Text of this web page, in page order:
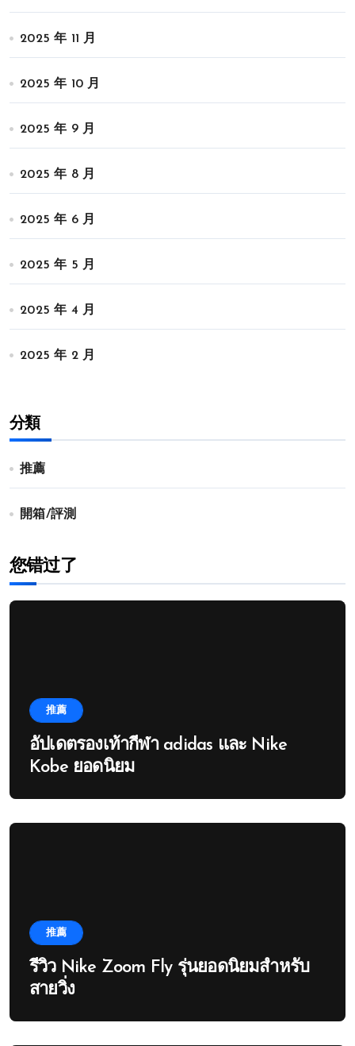
2025 年 11 月
2025 年 10 月
2025 年 9 月
2025 年 8 月
2025 年 6 月
2025 年 5 月
2025 年 4 月
2025 年 2 月
分類
推薦
開箱/評測
您错过了
推薦
อัปเดตรองเท้ากีฬา adidas และ Nike
Kobe ยอดนิยม
推薦
รีวิว Nike Zoom Fly รุ่นยอดนิยมสำหรับ
สายวิ่ง